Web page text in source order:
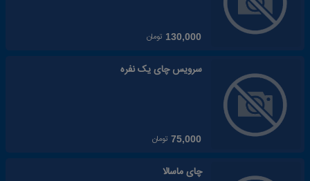
130,000 تومان
سرویس چای یک نفره
75,000 تومان
چای ماسالا